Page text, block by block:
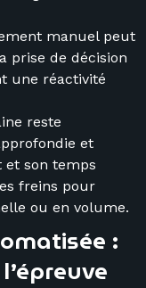
manuel peut
prise de décision
une réactivité
reste
et
et son temps
freins pour
ou en volume.
: